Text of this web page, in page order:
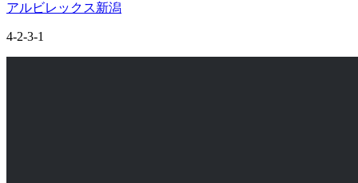
アルビレックス新潟
4-2-3-1